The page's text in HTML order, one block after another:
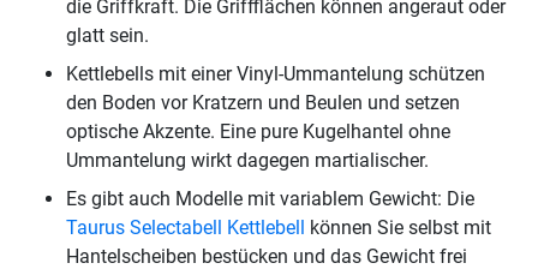
die Griffkraft. Die Griffflächen können angeraut oder
glatt sein.
Kettlebells mit einer Vinyl-Ummantelung schützen
den Boden vor Kratzern und Beulen und setzen
optische Akzente. Eine pure Kugelhantel ohne
Ummantelung wirkt dagegen martialischer.
Es gibt auch Modelle mit variablem Gewicht: Die
Taurus Selectabell Kettlebell
können Sie selbst mit
Hantelscheiben bestücken und das Gewicht frei